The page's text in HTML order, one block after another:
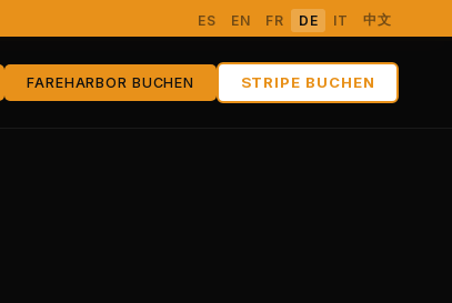
ES EN FR DE IT 中文
FAREHARBOR BUCHEN STRIPE BUCHEN